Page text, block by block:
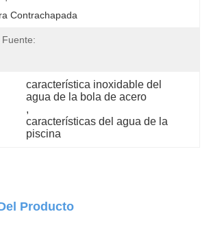
Contrachapada
característica inoxidable del
agua de la bola de acero
,
características del agua de la
piscina
Producto